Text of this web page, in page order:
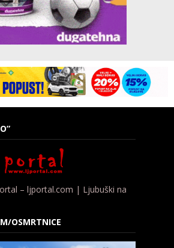
– ljportal.com | Ljubuški na
OSMRTNICE